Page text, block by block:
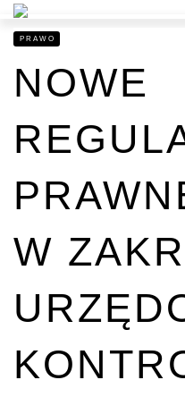
PRAWO
NOWE
W